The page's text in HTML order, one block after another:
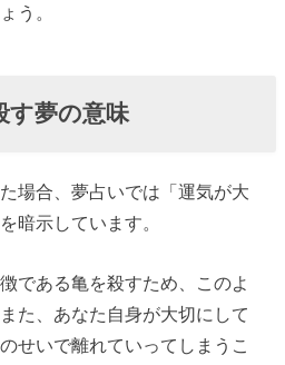
う。
す夢の意味
場合、夢占いでは「運気が大
暗示しています。
である亀を殺すため、このよ
た、あなた自身が大切にして
せいで離れていってしまうこ